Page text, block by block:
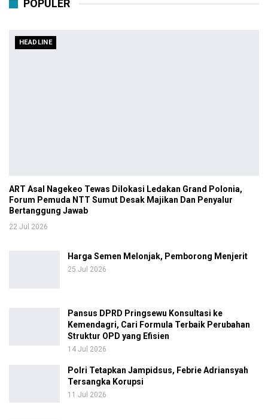
POPULER
HEADLINE
ART Asal Nagekeo Tewas Dilokasi Ledakan Grand Polonia,
Forum Pemuda NTT Sumut Desak Majikan Dan Penyalur
Bertanggung Jawab
22 Jul 2026
Harga Semen Melonjak, Pemborong Menjerit
25 Jul 2026
Pansus DPRD Pringsewu Konsultasi ke
Kemendagri, Cari Formula Terbaik Perubahan
Struktur OPD yang Efisien
14 Jul 2026
Polri Tetapkan Jampidsus, Febrie Adriansyah
Tersangka Korupsi
11 Jul 2026